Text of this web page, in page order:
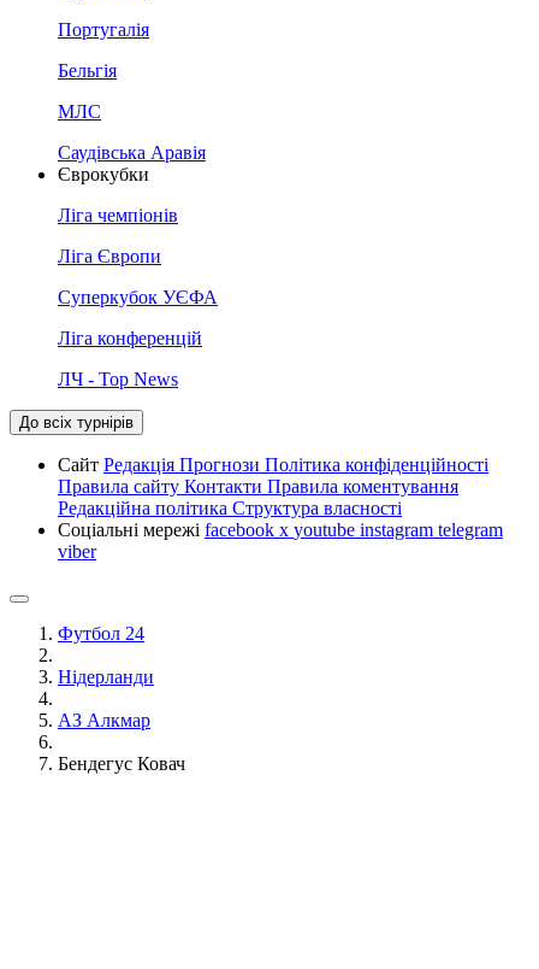
Португалія
Бельгія
МЛС
Саудівська Аравія
Єврокубки
Ліга чемпіонів
Ліга Європи
Суперкубок УЄФА
Ліга конференцій
ЛЧ - Top News
До всіх турнірів
Сайт Редакція Прогнози Політика конфіденційності
Правила сайту Контакти Правила коментування
Редакційна політика Структура власності
Соціальні мережі facebook x youtube instagram telegram
viber
Футбол 24
Нідерланди
АЗ Алкмар
Бендегус Ковач